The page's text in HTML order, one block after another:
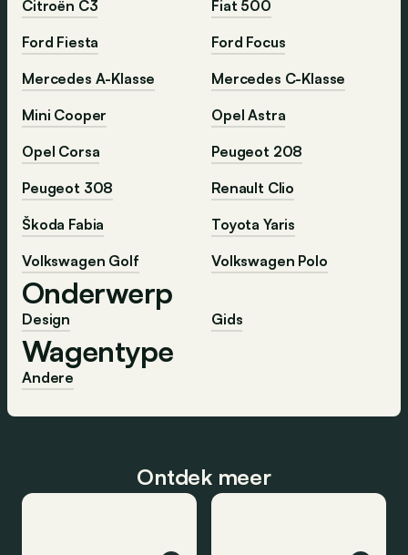
Citroën C3
Fiat 500
Ford Fiesta
Ford Focus
Mercedes A-Klasse
Mercedes C-Klasse
Mini Cooper
Opel Astra
Opel Corsa
Peugeot 208
Peugeot 308
Renault Clio
Škoda Fabia
Toyota Yaris
Volkswagen Golf
Volkswagen Polo
Onderwerp
Design Gids
Wagentype
Andere
Ontdek meer